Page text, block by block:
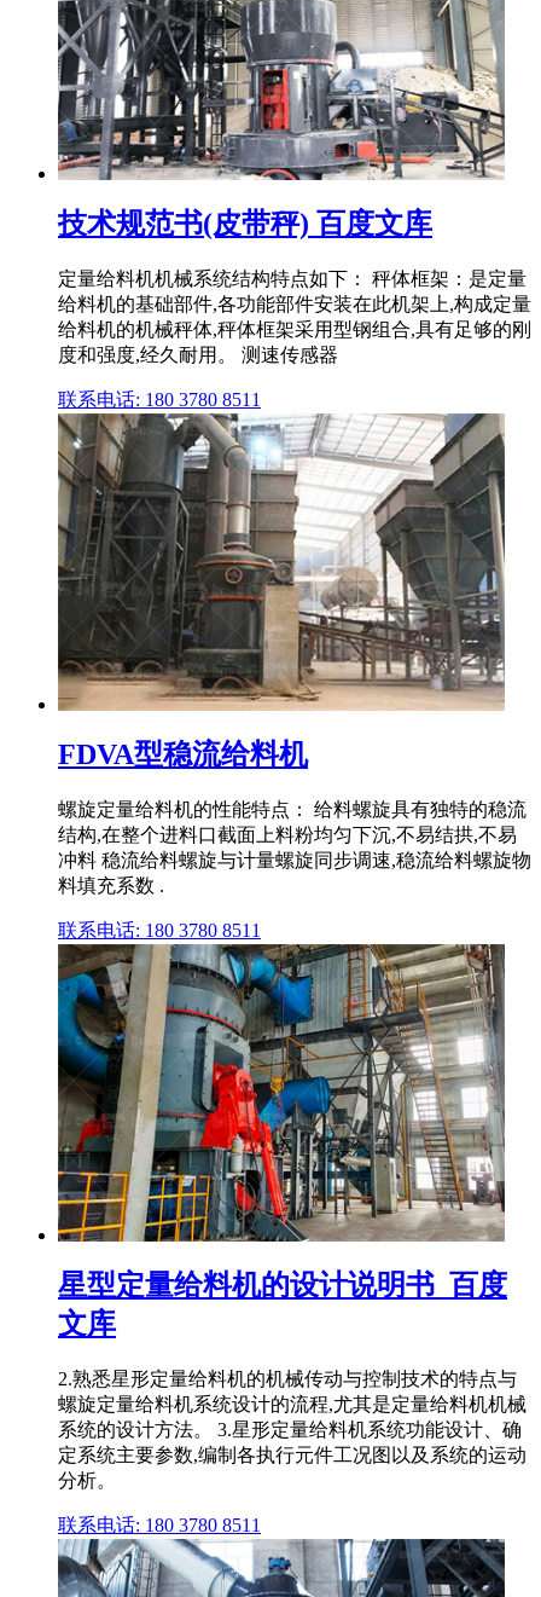
技术规范书(皮带秤) 百度文库
定量给料机机械系统结构特点如下： 秤体框架：是定量
给料机的基础部件,各功能部件安装在此机架上,构成定量
给料机的机械秤体,秤体框架采用型钢组合,具有足够的刚
度和强度,经久耐用。 测速传感器
联系电话: 180 3780 8511
FDVA型稳流给料机
螺旋定量给料机的性能特点： 给料螺旋具有独特的稳流
结构,在整个进料口截面上料粉均匀下沉,不易结拱,不易
冲料 稳流给料螺旋与计量螺旋同步调速,稳流给料螺旋物
料填充系数 .
联系电话: 180 3780 8511
星型定量给料机的设计说明书_百度
文库
2.熟悉星形定量给料机的机械传动与控制技术的特点与
螺旋定量给料机系统设计的流程,尤其是定量给料机机械
系统的设计方法。 3.星形定量给料机系统功能设计、确
定系统主要参数,编制各执行元件工况图以及系统的运动
分析。
联系电话: 180 3780 8511